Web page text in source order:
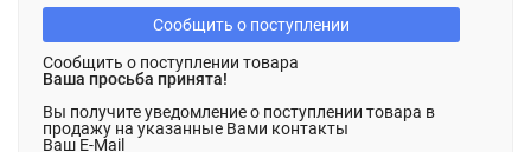
Сообщить о поступлении
Сообщить о поступлении товара
Ваша просьба принята!
Вы получите уведомление о поступлении товара в
продажу на указанные Вами контакты
Ваш E-Mail